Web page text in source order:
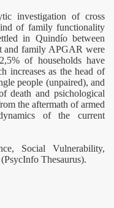
investigation of cross
of family functionality
in Quindío between
and family APGAR were
of households have
increases as the head of
people (unpaired), and
death and psichological
the aftermath of armed
of the current
Social Vulnerability,
Thesaurus).
Construccionismo y